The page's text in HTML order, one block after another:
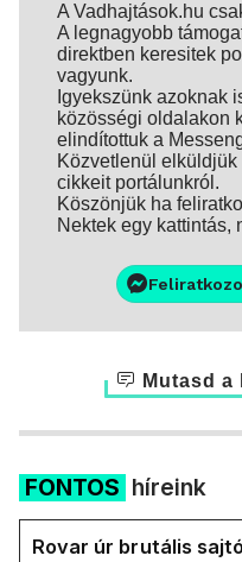
A Vadhajtások.hu
A legnagyobb
direktben keresitek
vagyunk.
Igyekszünk azoknak
közösségi oldalakon
elindítottuk a
Közvetlenül
cikkeit portálunkról.
Köszönjük ha
Nektek egy kattintás,
Mutasd
FONTOS híreink
Rovar úr brutális